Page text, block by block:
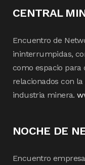
CENTRAL
Encuentro de
ininterrumpidas,
como espacio
relacionados con
industria minera.
NOCHE DE
Encuentro